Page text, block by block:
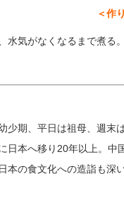
＜作
水気がなくなるまで煮る。
少期、平日は祖母、週末
日本へ移り20年以上。
本の食文化への造詣も